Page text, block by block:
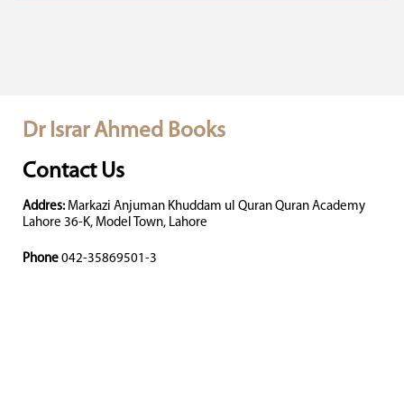
Dr Israr Ahmed Books
Contact Us
Addres: Markazi Anjuman Khuddam ul Quran Quran Academy
Lahore 36-K, Model Town, Lahore
Phone 042-35869501-3